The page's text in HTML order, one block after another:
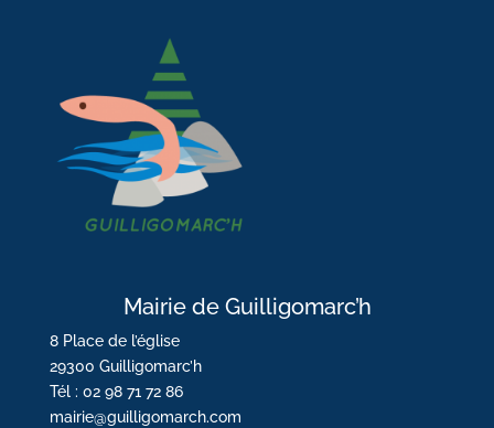
Mairie de Guilligomarc’h
8 Place de l’église
29300 Guilligomarc’h
Tél : 02 98 71 72 86
mairie@guilligomarch.com